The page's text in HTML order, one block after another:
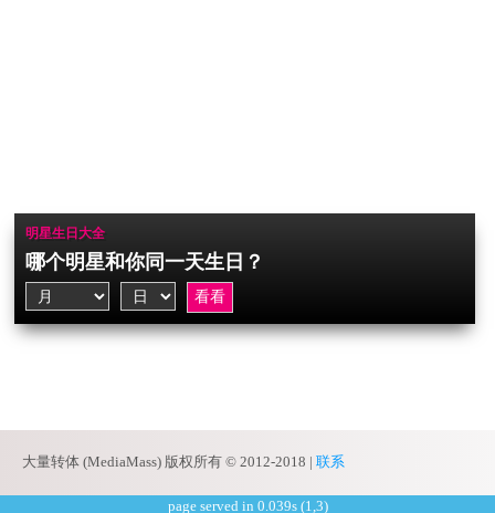
明星生日大全
哪个明星和你同一天生日？
大量转体 (MediaMass) 版权所有 © 2012-2018 | 联系
page served in 0.039s (1,3)